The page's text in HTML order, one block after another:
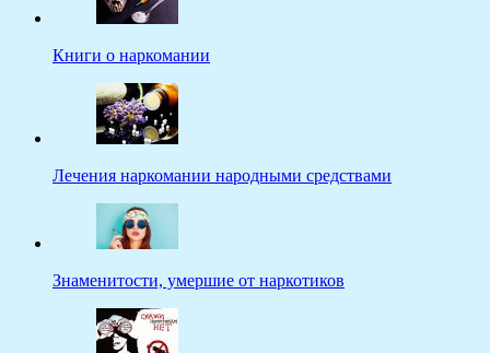
Книги о наркомании
Лечения наркомании народными средствами
Знаменитости, умершие от наркотиков